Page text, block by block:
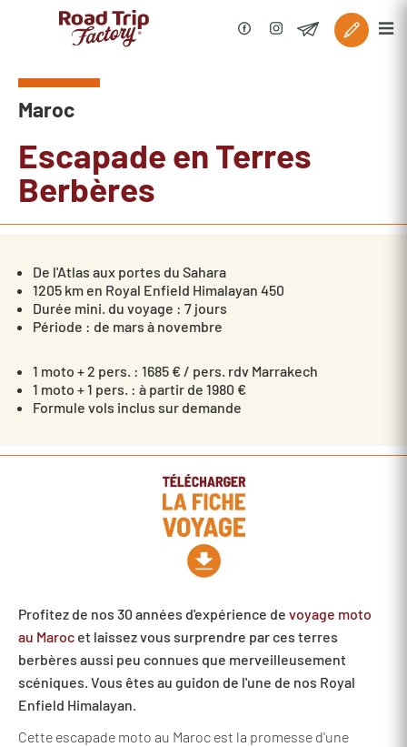
Maroc
Escapade en Terres
Berbères
De l'Atlas aux portes du Sahara
1205 km en Royal Enfield Himalayan 450
Durée mini. du voyage : 7 jours
Période : de mars à novembre
1 moto + 2 pers. : 1685 € / pers. rdv Marrakech
1 moto + 1 pers. : à partir de 1980 €
Formule vols inclus sur demande
Profitez de nos 30 années d'expérience de voyage moto
au Maroc et laissez vous surprendre par ces terres
berbères aussi peu connues que merveilleusement
scéniques. Vous êtes au guidon de l'une de nos Royal
Enfield Himalayan.
Cette escapade moto au Maroc est la promesse d'une